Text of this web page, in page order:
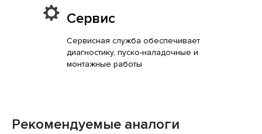
Сервис
Сервисная служба обеспечивает
диагностику, пуско-наладочные и
монтажные работы
Рекомендуемые аналоги